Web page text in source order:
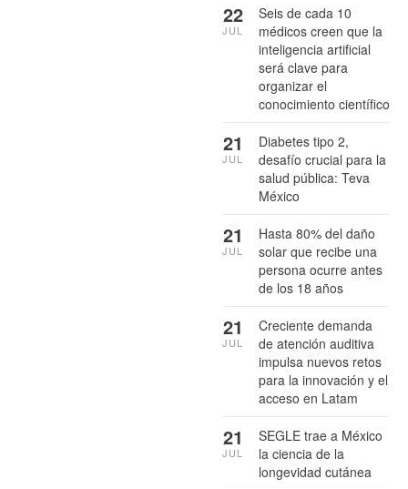
Seis de cada 10
médicos creen que la
inteligencia artificial
será clave para
organizar el
conocimiento científico
22
JUL
Diabetes tipo 2,
desafío crucial para la
salud pública: Teva
México
21
JUL
Hasta 80% del daño
solar que recibe una
persona ocurre antes
de los 18 años
21
JUL
Creciente demanda
de atención auditiva
impulsa nuevos retos
para la innovación y el
acceso en Latam
21
JUL
SEGLE trae a México
la ciencia de la
longevidad cutánea
21
JUL